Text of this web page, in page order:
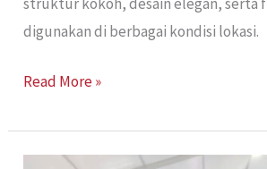
digunakan di berbagai kondisi lokasi.
Read More »